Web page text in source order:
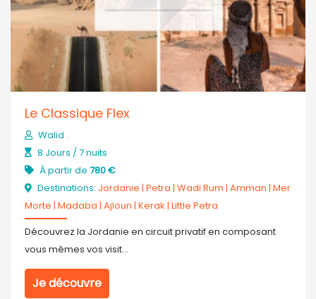
Le Classique Flex
Walid .
8 Jours / 7 nuits
À partir de 780 €
Destinations: Jordanie | Petra | Wadi Rum | Amman | Mer
Morte | Madaba | Ajloun | Kerak | Little Petra
Découvrez la Jordanie en circuit privatif en composant
vous mêmes vos visit...
Je découvre